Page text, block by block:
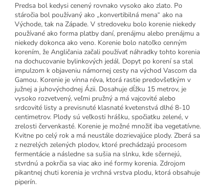
Predsa bol kedysi cenený rovnako vysoko ako zlato. Po
stáročia bol používaný ako „konvertibilná mena“ ako na
Východe, tak na Západe. V stredoveku bolo korenie niekedy
používané ako forma platby daní, prenájmu alebo prenájmu a
niekedy dokonca ako veno. Korenie bolo natoľko cenným
korením, že Angličania začali používať náhradky tohto korenia
na dochucovanie bylinkových jedál. Dopyt po korení sa stal
impulzom k objaveniu námornej cesty na východ Vascom da
Gamou. Korenie je vínna réva, ktorá rastie predovšetkým v
južnej a juhovýchodnej Ázii. Dosahuje dĺžku 15 metrov, je
vysoko rozvetvený, veľmi pružný a má vajcovité alebo
srdcovité listy a previsnuté klasnaté kvetenstvá dlhé 8-10
centimetrov. Plody sú veľkosti hrášku, spočiatku zelené, v
zrelosti červenkasté. Korenie je možné množiť iba vegetatívne.
Kvitne po celý rok a má neustále dozrievajúce plody. Zberá sa
z nezrelých zelených plodov, ktoré prechádzajú procesom
fermentácie a následne sa sušia na slnku, kde sčernejú,
stvrdnú a pokrčia sa viac ako iné formy korenia. Zdrojom
pikantnej chuti korenia je vrchná vrstva plodu, ktorá obsahuje
piperín.